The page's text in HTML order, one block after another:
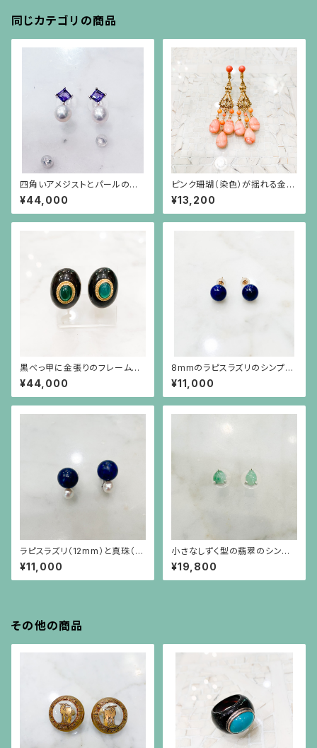
同じカテゴリの商品
四角いアメジストとパールのシ
ルバー枠のピアス(シルバーポス
ト）
¥44,000
ピンク珊瑚（染色）が揺れる金色
のオリエンタルなイヤリング
¥13,200
黒べっ甲に金張りのフレームに
グリーン瑪瑙のイヤリング
¥44,000
8mmのラピスラズリのシンプル
なピアス（10金ポスト）
¥11,000
ラピスラズリ（12mm）と真珠（6
mmアップ）を重ねたようなデザ
インのイヤリング
¥11,000
小さなしずく型の翡翠のシンプ
ルなシルバー枠のピアス（シルバ
ーポスト）
¥19,800
その他の商品